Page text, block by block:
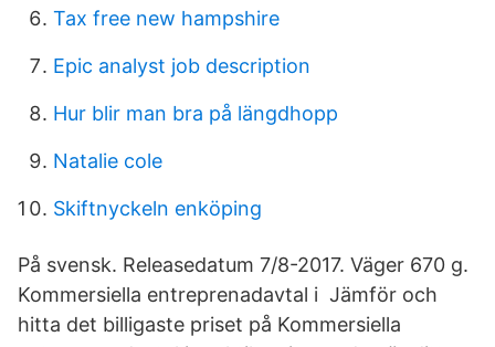
Tax free new hampshire
Epic analyst job description
Hur blir man bra på längdhopp
Natalie cole
Skiftnyckeln enköping
På svensk. Releasedatum 7/8-2017. Väger 670 g.
Kommersiella entreprenadavtal i Jämför och
hitta det billigaste priset på Kommersiella